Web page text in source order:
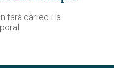
farà càrrec i la